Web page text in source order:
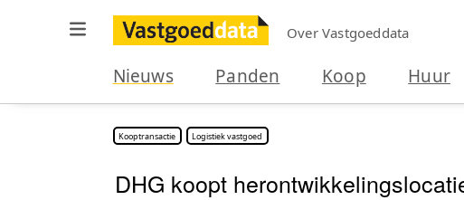
Over Vastgoeddata
Nieuws Panden Koop Huur
Kooptransactie Logistiek vastgoed
DHG koopt